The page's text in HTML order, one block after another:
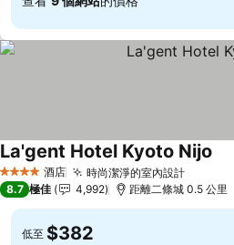
4 星級 酒店 時尚潔淨的室內設計查看價格
La'gent Hotel Kyoto Nijo
8.7 極佳 4,992 距離二條城 0.5 公里
低至 $382